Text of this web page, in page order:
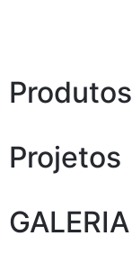
Produtos
Projetos
GALERIA